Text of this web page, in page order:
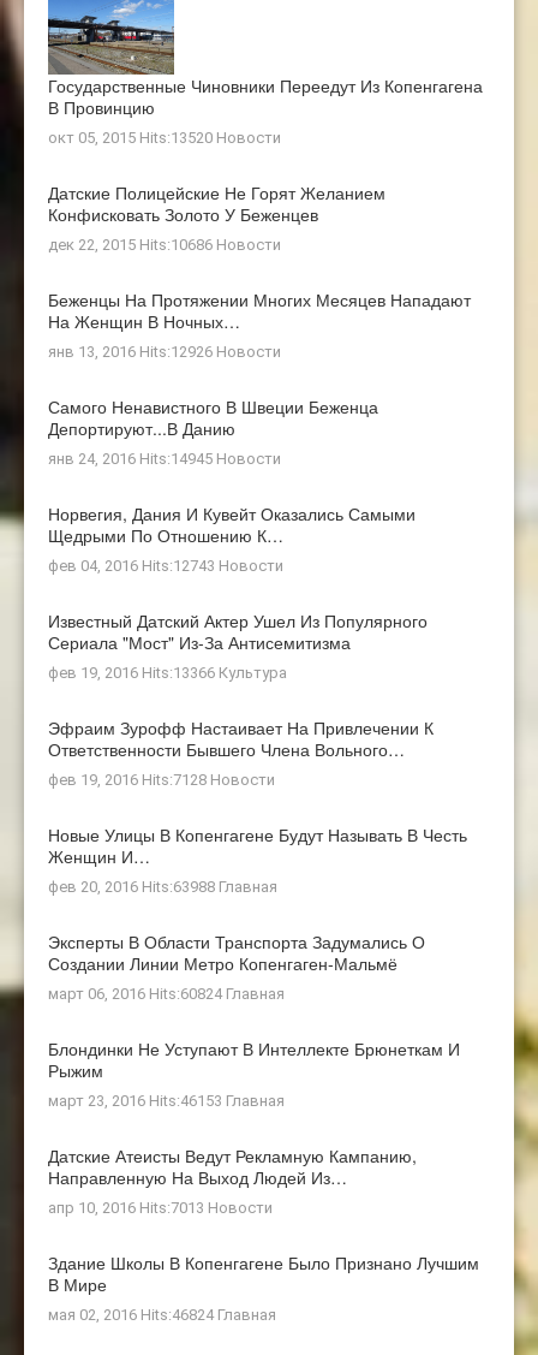
Государственные Чиновники Переедут Из Копенгагена
В Провинцию
окт 05, 2015 Hits:13520 Новости
Датские Полицейские Не Горят Желанием
Конфисковать Золото У Беженцев
дек 22, 2015 Hits:10686 Новости
Беженцы На Протяжении Многих Месяцев Нападают
На Женщин В Ночных…
янв 13, 2016 Hits:12926 Новости
Самого Ненавистного В Швеции Беженца
Депортируют...в Данию
янв 24, 2016 Hits:14945 Новости
Норвегия, Дания И Кувейт Оказались Самыми
Щедрыми По Отношению К…
фев 04, 2016 Hits:12743 Новости
Известный Датский Актер Ушел Из Популярного
Сериала "Мост" Из-За Антисемитизма
фев 19, 2016 Hits:13366 Культура
Эфраим Зурофф Настаивает На Привлечении К
Ответственности Бывшего Члена Вольного…
фев 19, 2016 Hits:7128 Новости
Новые Улицы В Копенгагене Будут Называть В Честь
Женщин И…
фев 20, 2016 Hits:63988 Главная
Эксперты В Области Транспорта Задумались О
Создании Линии Метро Копенгаген-Мальмё
март 06, 2016 Hits:60824 Главная
Блондинки Не Уступают В Интеллекте Брюнеткам И
Рыжим
март 23, 2016 Hits:46153 Главная
Датские Атеисты Ведут Рекламную Кампанию,
Направленную На Выход Людей Из…
апр 10, 2016 Hits:7013 Новости
Здание Школы В Копенгагене Было Признано Лучшим
В Мире
мая 02, 2016 Hits:46824 Главная